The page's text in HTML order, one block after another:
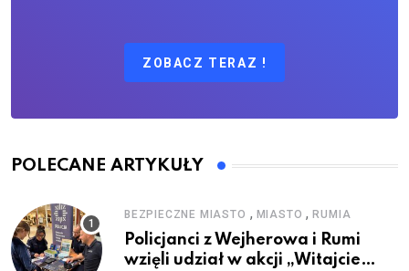
ZOBACZ TERAZ !
POLECANE ARTYKUŁY
BEZPIECZNE MIASTO , MIASTO ,RUMIA
Policjanci z Wejherowa i Rumi
wzięli udział w akcji „Witajcie